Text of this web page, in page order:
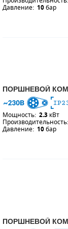
Давление: 10бар
ПОРШНЕВОЙ
Мощность: 2.3 кВт
Производительность:
Давление: 10бар
ПОРШНЕВОЙ